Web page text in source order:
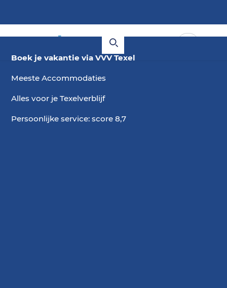
Boek je vakantie via VVV Texel
Meeste Accommodaties
Alles voor je Texelverblijf
Persoonlijke service: score 8,7